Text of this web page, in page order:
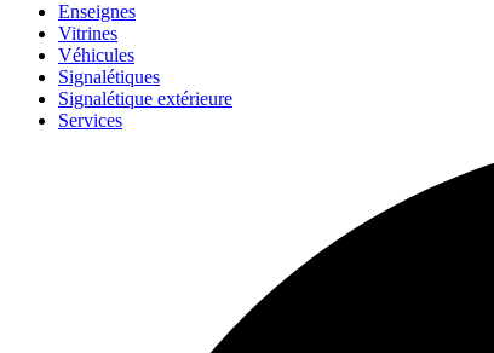
Enseignes
Vitrines
Véhicules
Signalétiques
Signalétique extérieure
Services